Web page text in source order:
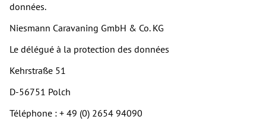
données.
Niesmann Caravaning GmbH & Co. KG
Le délégué à la protection des données
Kehrstraße 51
D-56751 Polch
Téléphone : + 49 (0) 2654 94090